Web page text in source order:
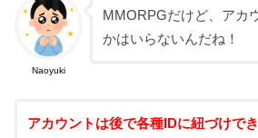
Naoyuki
MMORPGだけど、アカ
かはいらないんだね！
アカウントは後で各種IDに紐づけで